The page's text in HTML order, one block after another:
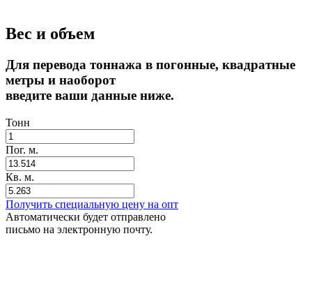
Вес и объем
Для перевода тоннажа в погонные, квадратные
метры и наоборот
введите ваши данные ниже.
Тонн
Пог. м.
Кв. м.
Получить специальную цену на опт
Автоматически будет отправлено
письмо на электронную почту.